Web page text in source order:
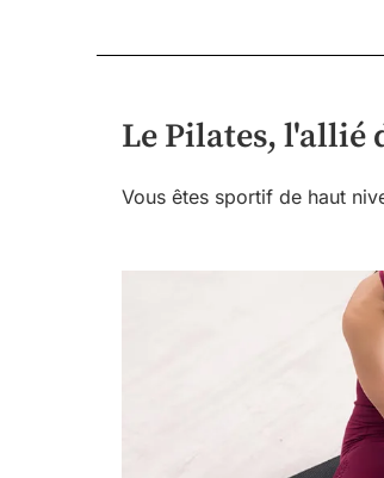
Le Pilates, l'allié
Vous êtes sportif de haut